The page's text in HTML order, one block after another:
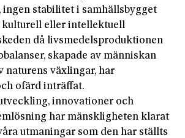
stabilitet i samhällsbygget
kulturell eller intellektuell
då livsmedelsproduktionen
skapade av människan
naturens växlingar, har
ofärd inträffat.
innovationer och
har mänskligheten klarat
utmaningar som den har ställts